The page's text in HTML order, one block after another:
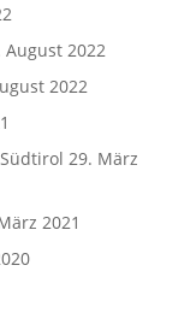
August 2022
2022
29. März
2021